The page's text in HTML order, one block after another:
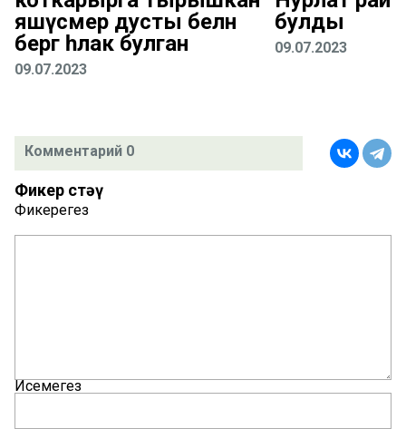
яшүсмер дусты белән
бергә һәлак булган
09.07.2023
булды
09.07.2023
Комментарий 0
Фикер өстәү
Фикерегез
Исемегез